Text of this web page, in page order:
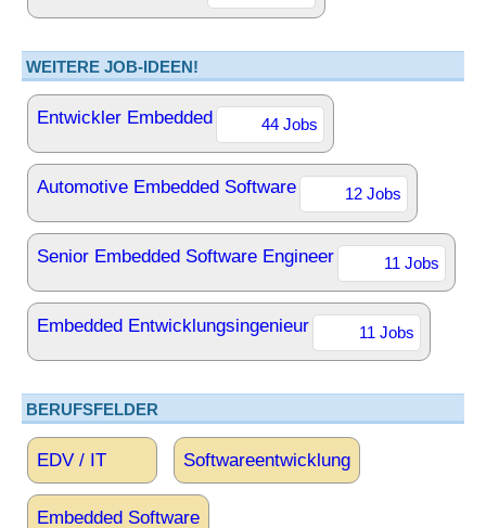
WEITERE JOB-IDEEN!
Entwickler Embedded 44 Jobs
Automotive Embedded Software 12 Jobs
Senior Embedded Software Engineer 11 Jobs
Embedded Entwicklungsingenieur 11 Jobs
BERUFSFELDER
EDV / IT Softwareentwicklung
Embedded Software